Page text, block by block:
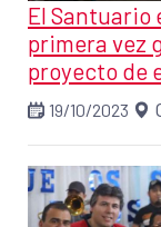
El Santuario
primera vez
proyecto de
19/10/2023